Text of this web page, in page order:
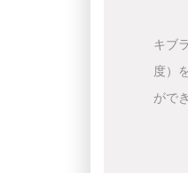
キブ
度）
がで